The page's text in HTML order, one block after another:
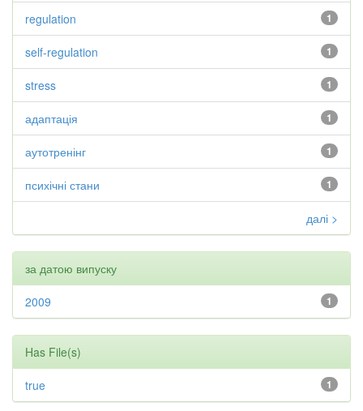
1
regulation
1
self-regulation
1
stress
1
адаптація
1
аутотренінг
1
психічні стани
далі >
за датою випуску
1
2009
Has File(s)
1
true